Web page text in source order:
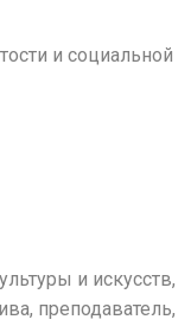
и социальной
и искусств,
преподаватель,